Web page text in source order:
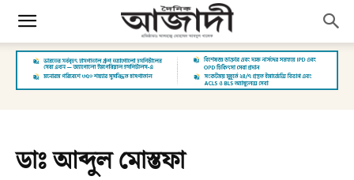
ডাঃ আব্দুল মোস্তফা